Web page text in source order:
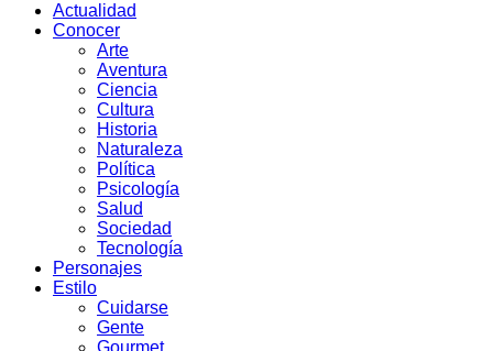
Actualidad
Conocer
Arte
Aventura
Ciencia
Cultura
Historia
Naturaleza
Política
Psicología
Salud
Sociedad
Tecnología
Personajes
Estilo
Cuidarse
Gente
Gourmet